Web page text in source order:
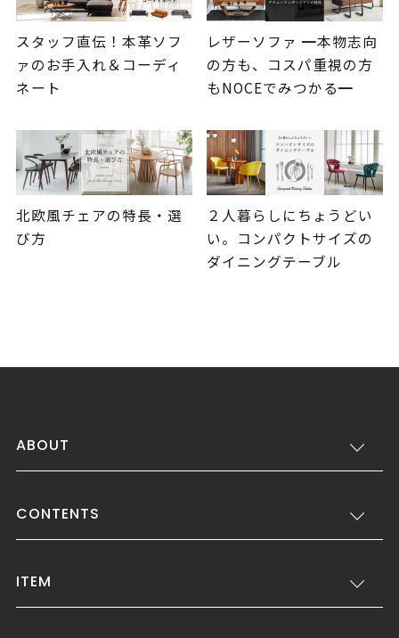
スタッフ直伝！本革ソフ
ァのお手入れ＆コーディ
ネート
レザーソファ ━本物志向
の方も、コスパ重視の方
もNOCEでみつかる━
北欧風チェアの特長・選
び方
２人暮らしにちょうどい
い。コンパクトサイズの
ダイニングテーブル
ABOUT
CONTENTS
ITEM